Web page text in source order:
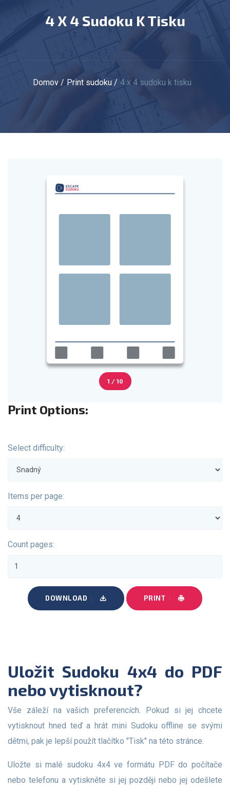
4 X 4 Sudoku K Tisku
Domov Print sudoku 4 x 4 sudoku k tisku
1 / 10
Print Options:
Select difficulty:
Items per page:
Count pages:
DOWNLOAD PRINT
Uložit Sudoku 4x4 do PDF
nebo vytisknout?
Vše záleží na vašich preferencích. Pokud si jej chcete
vytisknout hned teď a hrát mini Sudoku offline se svými
dětmi, pak je lepší použít tlačítko "Tisk" na této stránce.
Uložte si malé sudoku 4x4 ve formátu PDF do počítače
nebo telefonu a vytiskněte si jej později nebo jej odešlete